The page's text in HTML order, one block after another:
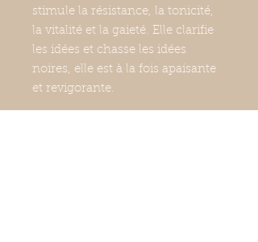
stimule la résistance, la tonicité,
la vitalité et la gaieté. Elle clarifie
les idées et chasse les idées
noires, elle est à la fois apaisante
et revigorante.